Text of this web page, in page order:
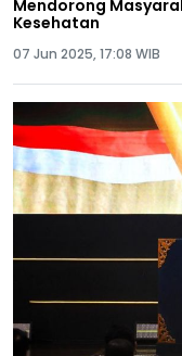
Mendorong
Kesehatan
07 Jun 2025, 17:08 WIB